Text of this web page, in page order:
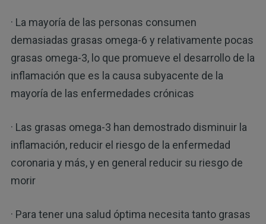
· La mayoría de las personas consumen
demasiadas grasas omega-6 y relativamente pocas
grasas omega-3, lo que promueve el desarrollo de la
inflamación que es la causa subyacente de la
mayoría de las enfermedades crónicas
· Las grasas omega-3 han demostrado disminuir la
inflamación, reducir el riesgo de la enfermedad
coronaria y más, y en general reducir su riesgo de
morir
· Para tener una salud óptima necesita tanto grasas